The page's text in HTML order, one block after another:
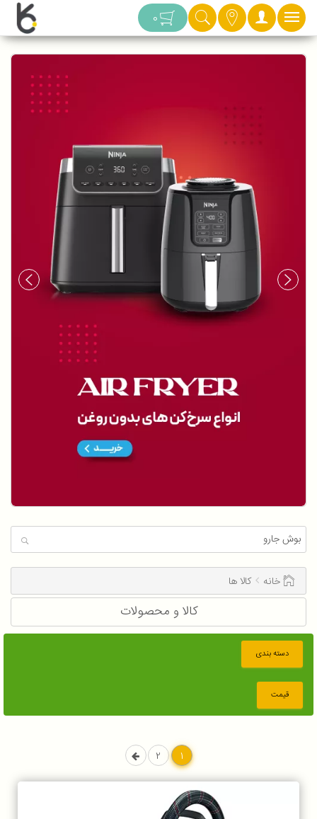
دسته بندی 0
خانه کالا ها
کالا و محصولات
دسته بندی
قیمت
2